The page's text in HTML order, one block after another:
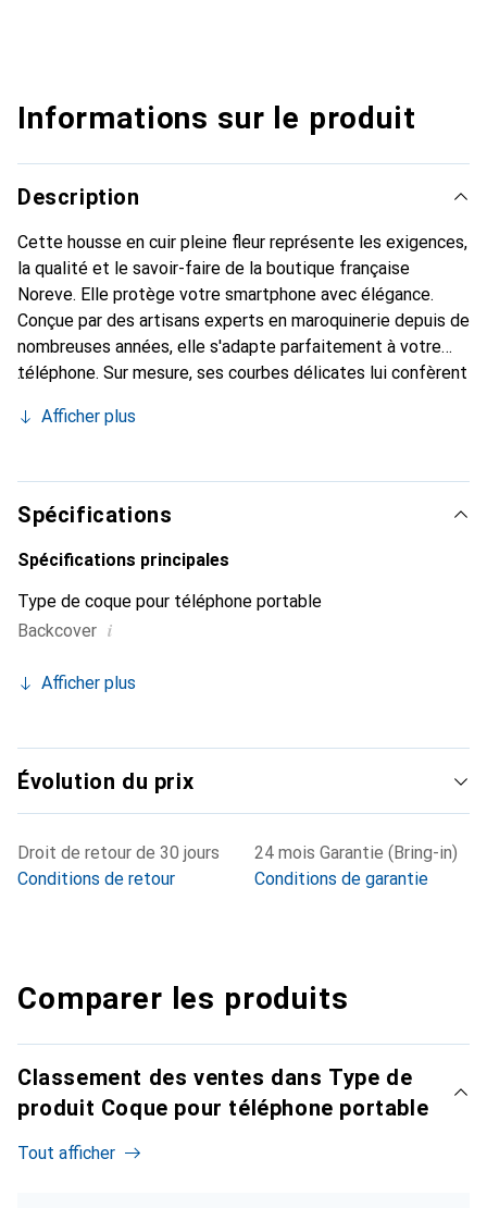
Informations sur le produit
Description
Cette housse en cuir pleine fleur représente les exigences,
la qualité et le savoir-faire de la boutique française
Noreve. Elle protège votre smartphone avec élégance.
Conçue par des artisans experts en maroquinerie depuis de
nombreuses années, elle s'adapte parfaitement à votre
téléphone. Sur mesure, ses courbes délicates lui confèrent
et indispensable pour votre smartphone. Reconnaître
marque Noreve est un choix sûr pour une clientèle
exigeante.
Afficher plus
Spécifications
Spécifications principales
Type de coque pour téléphone portable
Backcover i
Afficher plus
Évolution du prix
Droit de retour de 30 jours
Conditions de retour
24 mois Garantie (Bring-in)
Conditions de garantie
Comparer les produits
Classement des ventes dans Type de
produit Coque pour téléphone portable
Tout afficher